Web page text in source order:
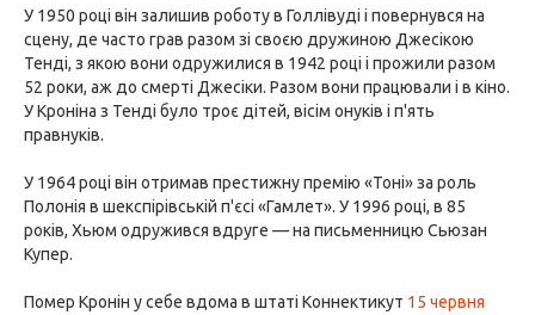
У 1950 році він залишив роботу в Голлівуді і повернувся на
сцену, де часто грав разом зі своєю дружиною Джесікою
Тенді, з якою вони одружилися в 1942 році і прожили разом
52 роки, аж до смерті Джесіки. Разом вони працювали і в кіно.
У Кроніна з Тенді було троє дітей, вісім онуків і п'ять
правнуків.
У 1964 році він отримав престижну премію «Тоні» за роль
Полонія в шекспірівській п'єсі «Гамлет». У 1996 році, в 85
років, Хьюм одружився вдруге — на письменницю Сьюзан
Купер.
Помер Кронін у себе вдома в штаті Коннектикут 15 червня